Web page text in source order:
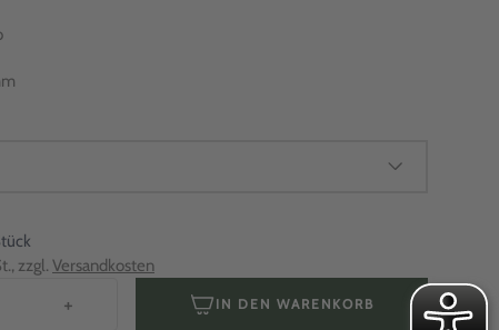
zzgl. Versandkosten
+ IN DEN WARENKORB